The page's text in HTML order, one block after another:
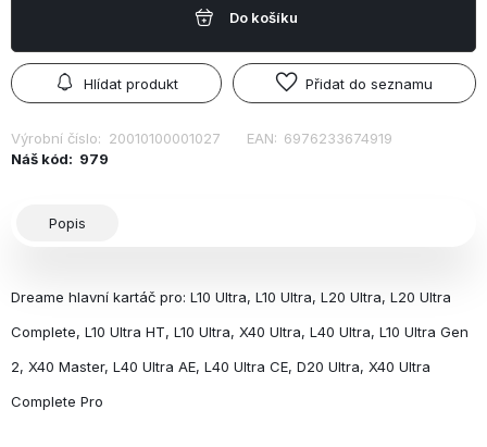
Do košíku
Hlídat produkt Přidat do seznamu
Výrobní číslo: 20010100001027 EAN: 6976233674919
Náš kód: 979
Popis
Dreame hlavní kartáč pro: L10 Ultra, L10 Ultra, L20 Ultra, L20 Ultra
Complete, L10 Ultra HT, L10 Ultra, X40 Ultra, L40 Ultra, L10 Ultra Gen
2, X40 Master, L40 Ultra AE, L40 Ultra CE, D20 Ultra, X40 Ultra
Complete Pro